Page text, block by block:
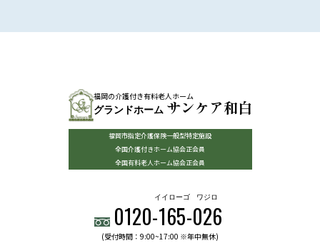
福岡の介護付き有料老人ホーム
グランドホーム サンケア和白
福岡市指定介護保険一般型特定施設
全国介護付きホーム協会正会員
全国有料老人ホーム協会正会員
0120-165
イイローゴ
-026
ワジロ
(受付時間：9:00~17:00 ※年中無休)